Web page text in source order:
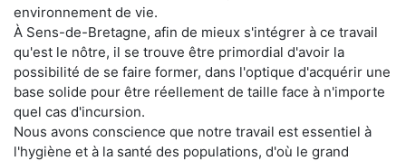
environnement de vie.
À Sens-de-Bretagne, afin de mieux s'intégrer à ce travail
qu'est le nôtre, il se trouve être primordial d'avoir la
possibilité de se faire former, dans l'optique d'acquérir une
base solide pour être réellement de taille face à n'importe
quel cas d'incursion.
Nous avons conscience que notre travail est essentiel à
l'hygiène et à la santé des populations, d'où le grand